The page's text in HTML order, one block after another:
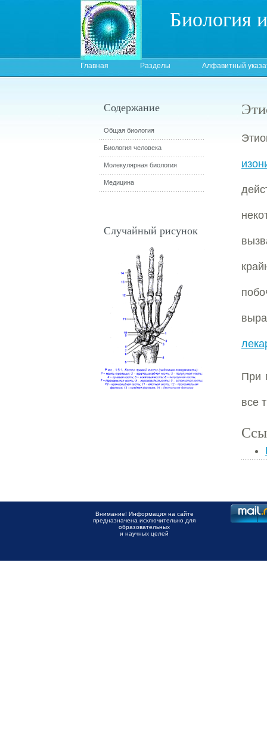
Биология
Главная Разделы Алфавитный
При
все
Содержание
Общая биология
Биология человека
Молекулярная биология
Медицина
Случайный рисунок
Внимание! Информация на сайте
предназначена исключительно для
образовательных
и научных целей